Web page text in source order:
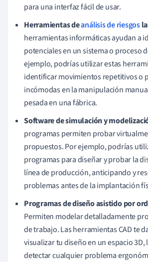
para una interfaz fácil de usar.
Herramientas deanálisis de riesgos
herramientas informáticas ayudan a
potenciales en un sistema o proceso
ejemplo, podrías utilizar estas
identificar movimientos repetitivos o
incómodas en la manipulación
pesada en una fábrica.
Software de simulación y
programas permiten probar
propuestos. Por ejemplo, podrías
programas para diseñar y probar la
línea de producción, anticipando y
problemas antes de la implantación
Programas de diseño asistido por
Permiten modelar detalladamente
de trabajo. Las herramientas CAD te
visualizar tu diseño en un espacio 3D,
detectar cualquier problema